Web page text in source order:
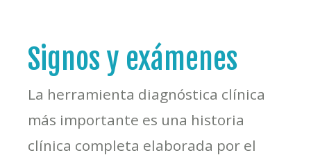
Signos y exámenes
La herramienta diagnóstica clínica
más importante es una historia
clínica completa elaborada por el